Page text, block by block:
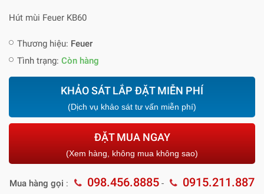
Hút mùi Feuer KB60
Thương hiệu: Feuer
Tình trạng: Còn hàng
KHẢO SÁT LẮP ĐẶT MIỄN PHÍ
(Dịch vụ khảo sát tư vấn miễn phí)
ĐẶT MUA NGAY
(Xem hàng, không mua không sao)
Mua hàng gọi : 098.456.8885 - 0915.211.887